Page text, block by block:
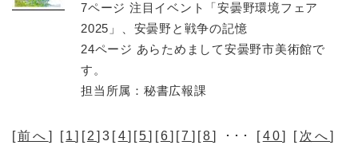
7ページ 注目イベント「安曇野環境フェア
2025」、安曇野と戦争の記憶
24ページ あらためまして安曇野市美術館で
す。
担当所属：秘書広報課
[前へ ] [1][2]3[4][5][6][7 ][8] ･･･ [40] [ 次へ]